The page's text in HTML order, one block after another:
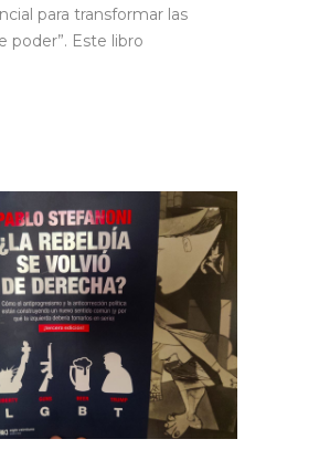
para transformar las
poder”. Este libro